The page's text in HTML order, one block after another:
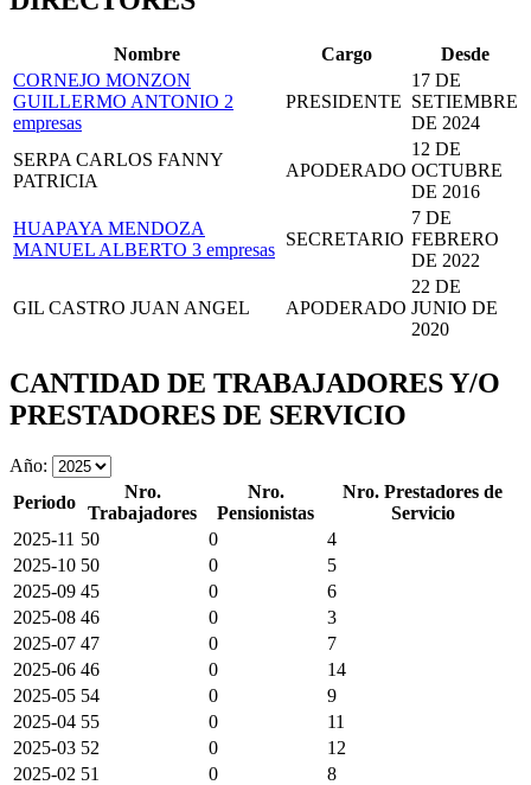
Nombre Cargo
Desde
CORNEJO MONZON
GUILLERMO ANTONIO 2
empresas
PRESIDENTE
17 DE
SETIEMBRE
DE 2024
SERPA CARLOS FANNY
PATRICIA
APODERADO
12 DE
OCTUBRE
DE 2016
HUAPAYA MENDOZA
MANUEL ALBERTO 3 empresas
SECRETARIO
7 DE
FEBRERO
DE 2022
GIL CASTRO JUAN ANGEL APODERADO
22 DE
JUNIO DE
2020
CANTIDAD DE TRABAJADORES Y/O
PRESTADORES DE SERVICIO
Año:
Periodo
Nro.
Trabajadores
Nro.
Pensionistas
Nro. Prestadores de
Servicio
2025-11 50 0
4
2025-10 50 0
5
2025-09 45 0
6
2025-08 46 0
3
2025-07 47 0
7
2025-06 46 0
14
2025-05 54 0
9
2025-04 55 0
11
2025-03 52 0
12
2025-02 51 0
8